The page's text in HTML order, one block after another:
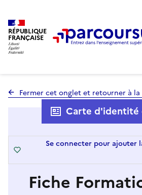
RÉPUBLIQUE
FRANÇAISE
Fermer cet onglet et retourner à
Fiche
Carte d'identité
Se connecter pour ajouter